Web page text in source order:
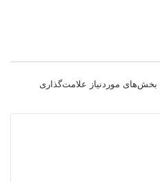
بخش‌های موردنیاز علامت‌گذاری